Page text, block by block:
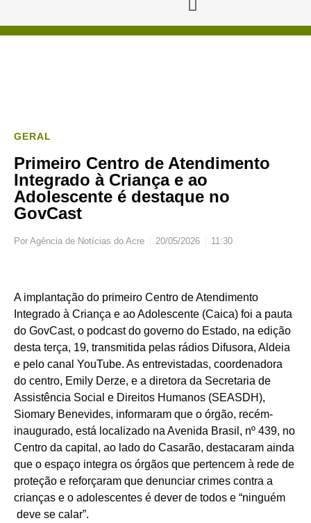
GERAL
Primeiro Centro de Atendimento
Integrado à Criança e ao
Adolescente é destaque no
GovCast
Por Agência de Notícias do Acre 20/05/2026 11:30
A implantação do primeiro Centro de Atendimento
Integrado à Criança e ao Adolescente (Caica) foi a pauta
do GovCast, o podcast do governo do Estado, na edição
desta terça, 19, transmitida pelas rádios Difusora, Aldeia
e pelo canal YouTube. As entrevistadas, coordenadora
do centro, Emily Derze, e a diretora da Secretaria de
Assistência Social e Direitos Humanos (SEASDH),
Siomary Benevides, informaram que o órgão, recém-
inaugurado, está localizado na Avenida Brasil, nº 439, no
Centro da capital, ao lado do Casarão, destacaram ainda
que o espaço integra os órgãos que pertencem à rede de
proteção e reforçaram que denunciar crimes contra a
crianças e o adolescentes é dever de todos e “ninguém
deve se calar”.